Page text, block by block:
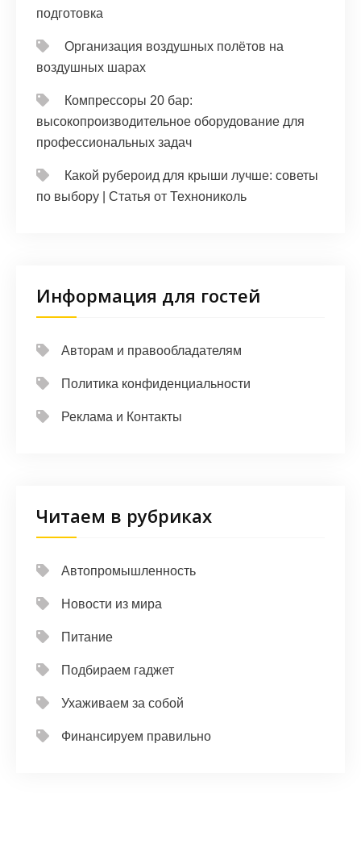
подготовка
Организация воздушных полётов на
воздушных шарах
Компрессоры 20 бар:
высокопроизводительное оборудование для
профессиональных задач
Какой рубероид для крыши лучше: советы
по выбору | Статья от Технониколь
Информация для гостей
Авторам и правообладателям
Политика конфиденциальности
Реклама и Контакты
Читаем в рубриках
Автопромышленность
Новости из мира
Питание
Подбираем гаджет
Ухаживаем за собой
Финансируем правильно